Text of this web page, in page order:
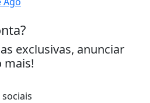
exclusivas, anunciar
mais!